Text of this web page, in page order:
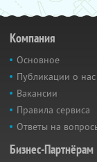
Компания
Основное
Публикации о нас
Вакансии
Правила сервиса
Ответы на
Бизнес-Партнёрам